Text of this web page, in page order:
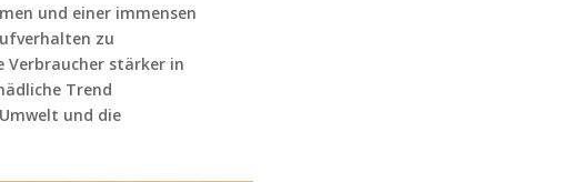
und einer immensen
zu
Verbraucher stärker in
Trend
und die